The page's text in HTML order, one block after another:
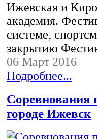
Ижевская и
академия.
системе,
закрытию
06 Март 2016
Подробнее...
Соревнования
городе Ижевск